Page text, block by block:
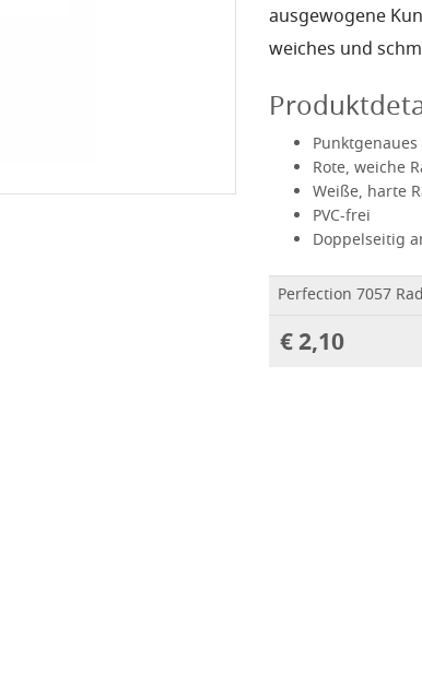
ausgewogene
weiches und
Rote, weiche
Weiße, harte
PVC-frei
Doppelseitig
Perfection 7057
€ 2,10